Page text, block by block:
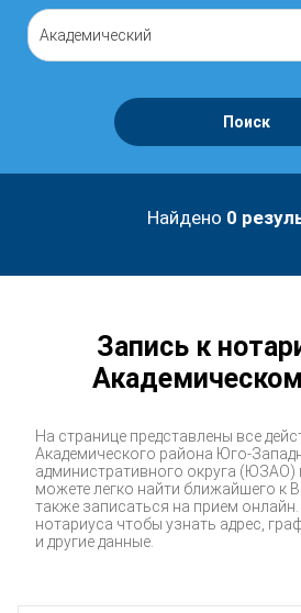
Академический
Поиск
Найдено 0
Запись к
На странице представлены все
Академического района Юго-
административного округа
можете легко найти ближайшего к
также записаться на прием онлайн.
нотариуса чтобы узнать адрес,
и другие данные.